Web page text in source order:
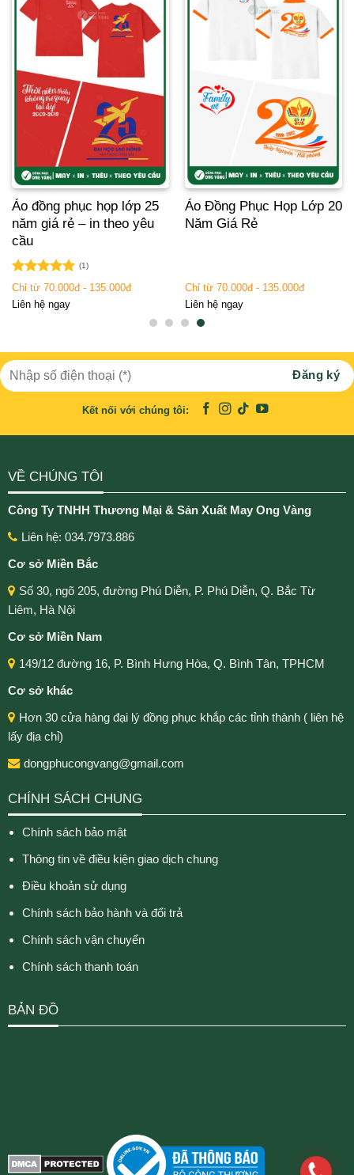
Áo Đồng Phục Họp Lớp 20
Năm Giá Rẻ
Chỉ từ 70.000đ - 135.000đ
Liên hệ ngay
Áo đồng phục họp lớp 25
năm giá rẻ – in theo yêu
cầu
Được xếp
5 sao
(1)
Chỉ từ 70.000đ - 135.000đ
Liên hệ ngay
Kết nối với chúng tôi:
VỀ CHÚNG TÔI
Công Ty TNHH Thương Mại & Sản Xuất May Ong Vàng
Liên hệ: 034.7973.886
Cơ sở Miền Bắc
Số 30, ngõ 205, đường Phú Diễn, P. Phú Diễn, Q. Bắc Từ
Liêm, Hà Nội
Cơ sở Miền Nam
149/12 đường 16, P. Bình Hưng Hòa, Q. Bình Tân, TPHCM
Cơ sở khác
Hơn 30 cửa hàng đại lý đồng phục khắp các tỉnh thành ( liên hệ
lấy địa chỉ)
dongphucongvang@gmail.com
CHÍNH SÁCH CHUNG
Chính sách bảo mật
Thông tin về điều kiện giao dịch chung
Điều khoản sử dụng
Chính sách bảo hành và đổi trả
Chính sách vận chuyển
Chính sách thanh toán
BẢN ĐỒ